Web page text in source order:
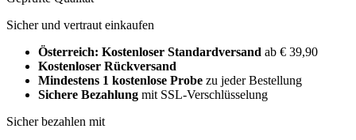
Sicher und vertraut einkaufen
Österreich: Kostenloser Standardversand ab € 39,90
Kostenloser Rückversand
Mindestens 1 kostenlose Probe zu jeder Bestellung
Sichere Bezahlung mit SSL-Verschlüsselung
Sicher bezahlen mit